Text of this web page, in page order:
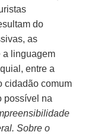
do
as
a linguagem
entre a
cidadão comum
possível na
Sobre o